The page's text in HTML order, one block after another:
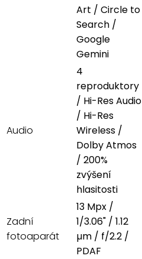
Art / Circle to
Search /
Google
Gemini
Audio
4
reproduktory
/ Hi-Res Audio
/ Hi-Res
Wireless /
Dolby Atmos
/ 200%
zvýšení
hlasitosti
Zadní
fotoaparát
13 Mpx /
1/3.06" / 1.12
µm / f/2.2 /
PDAF